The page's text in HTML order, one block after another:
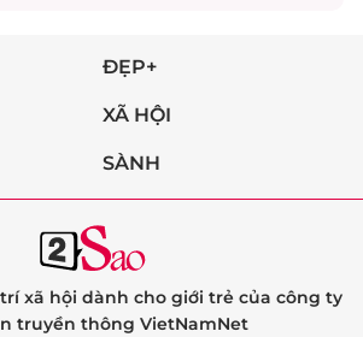
ĐẸP+
XÃ HỘI
SÀNH
xã hội dành cho giới trẻ của công ty
truyền thông VietNamNet